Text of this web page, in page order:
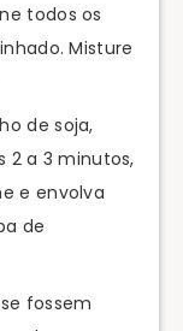
todos os
Misture
de soja,
2 a 3 minutos,
e envolva
de
fossem